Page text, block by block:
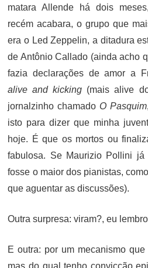
matara Allende há dois
recém acabara, o grupo que
era o Led Zeppelin, a ditadura
de Antônio Callado (ainda acho
fazia declarações de amor a
alive and kicking (mais alive
jornalzinho chamado O Pasquim
isto para dizer que minha
hoje. É que os mortos ou
fabulosa. Se Maurizio Pollini
fosse o maior dos pianistas,
que aguentar as discussões).
Outra surpresa: viram?, eu
E outra: por um mecanismo
mas do qual tenho convicção